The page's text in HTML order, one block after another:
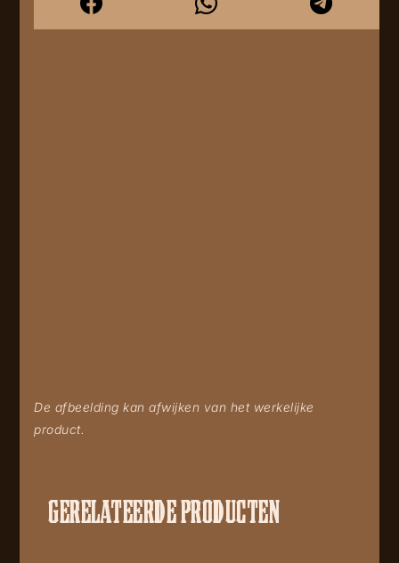
De afbeelding kan afwijken van het werkelijke
product.
GERELATEERDE PRODUCTEN